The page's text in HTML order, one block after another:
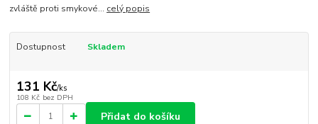
zvláště proti smykové... celý popis
Dostupnost Skladem
131 Kč/ks
108 Kč bez DPH
Přidat do košíku